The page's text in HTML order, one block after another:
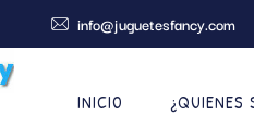
info@juguetesfancy.com
INICIO ¿QUIENES